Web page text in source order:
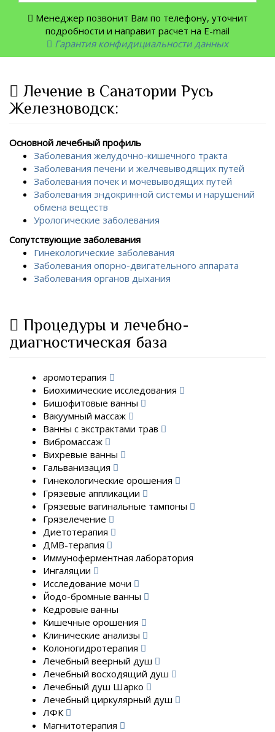
Менеджер позвонит Вам по телефону, уточнит
подробности и направит расчет на E-mail
Гарантия конфидициальности данных
Лечение в Санатории Русь
Железноводск:
Основной лечебный профиль
Заболевания желудочно-кишечного тракта
Заболевания печени и желчевыводящих путей
Заболевания почек и мочевыводящих путей
Заболевания эндокринной системы и нарушений
обмена веществ
Урологические заболевания
Сопутствующие заболевания
Гинекологические заболевания
Заболевания опорно-двигательного аппарата
Заболевания органов дыхания
Процедуры и лечебно-
диагностическая база
аромотерапия
Биохимические исследования
Бишофитовые ванны
Вакуумный массаж
Ванны с экстрактами трав
Вибромассаж
Вихревые ванны
Гальванизация
Гинекологические орошения
Грязевые аппликации
Грязевые вагинальные тампоны
Грязелечение
Диетотерапия
ДМВ-терапия
Иммуноферментная лаборатория
Ингаляции
Исследование мочи
Йодо-бромные ванны
Кедровые ванны
Кишечные орошения
Клинические анализы
Колоногидротерапия
Лечебный веерный душ
Лечебный восходящий душ
Лечебный душ Шарко
Лечебный циркулярный душ
ЛФК
Магнитотерапия